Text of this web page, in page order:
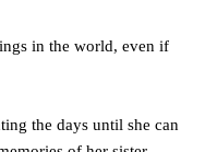
in the world, even if
the days until she can